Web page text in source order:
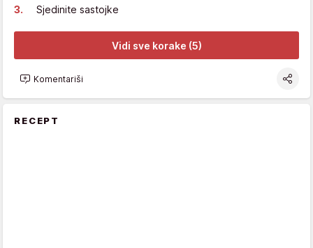
Sjedinite sastojke
Vidi sve korake (5)
Komentariši
RECEPT